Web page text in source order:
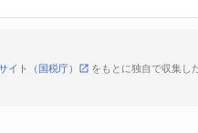
イト（国税庁）
をもとに独自で収集し